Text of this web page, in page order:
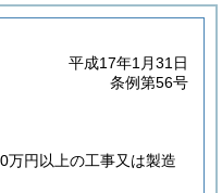
平成17年1月31日
条例第56号
万円以上の工事又は製造